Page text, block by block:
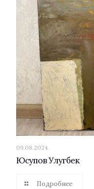
09.08.2024
Юсупов Улугбек
Подробнее